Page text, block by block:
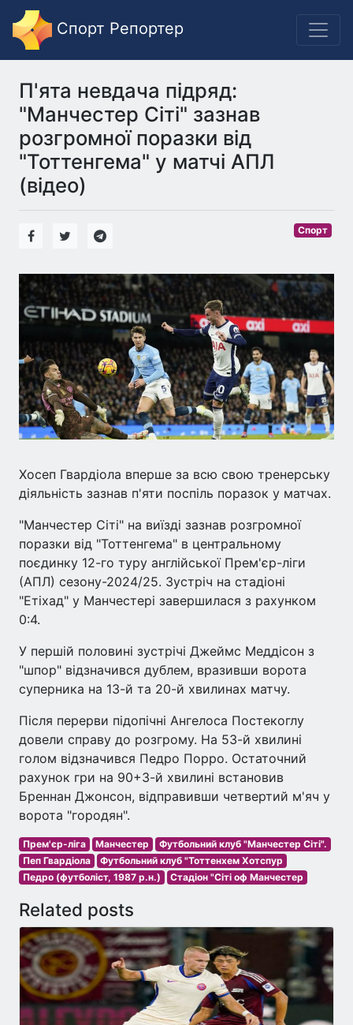
Спорт Репортер
П'ята невдача підряд:
"Манчестер Сіті" зазнав
розгромної поразки від
"Тоттенгема" у матчі АПЛ
(відео)
Спорт
Хосеп Гвардіола вперше за всю свою тренерську
діяльність зазнав п'яти поспіль поразок у матчах.
"Манчестер Сіті" на виїзді зазнав розгромної
поразки від "Тоттенгема" в центральному
поєдинку 12-го туру англійської Прем'єр-ліги
(АПЛ) сезону-2024/25. Зустріч на стадіоні
"Етіхад" у Манчестері завершилася з рахунком
0:4.
У першій половині зустрічі Джеймс Меддісон з
"шпор" відзначився дублем, вразивши ворота
суперника на 13-й та 20-й хвилинах матчу.
Після перерви підопічні Ангелоса Постекоглу
довели справу до розгрому. На 53-й хвилині
голом відзначився Педро Порро. Остаточний
рахунок гри на 90+3-й хвилині встановив
Бреннан Джонсон, відправивши четвертий м'яч у
ворота "городян".
Прем'єр-ліга Манчестер
Футбольний клуб "Манчестер Сіті".
Пеп Гвардіола
Футбольний клуб "Тоттенхем Хотспур
Педро (футболіст, 1987 р.н.)
Стадіон "Сіті оф Манчестер
Related posts